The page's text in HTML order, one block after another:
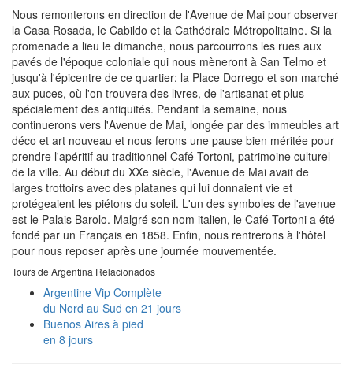
Nous remonterons en direction de l'Avenue de Mai pour observer
la Casa Rosada, le Cabildo et la Cathédrale Métropolitaine. Si la
promenade a lieu le dimanche, nous parcourrons les rues aux
pavés de l'époque coloniale qui nous mèneront à San Telmo et
jusqu'à l'épicentre de ce quartier: la Place Dorrego et son marché
aux puces, où l'on trouvera des livres, de l'artisanat et plus
spécialement des antiquités. Pendant la semaine, nous
continuerons vers l'Avenue de Mai, longée par des immeubles art
déco et art nouveau et nous ferons une pause bien méritée pour
prendre l'apéritif au traditionnel Café Tortoni, patrimoine culturel
de la ville. Au début du XXe siècle, l'Avenue de Mai avait de
larges trottoirs avec des platanes qui lui donnaient vie et
protégeaient les piétons du soleil. L'un des symboles de l'avenue
est le Palais Barolo. Malgré son nom italien, le Café Tortoni a été
fondé par un Français en 1858. Enfin, nous rentrerons à l'hôtel
pour nous reposer après une journée mouvementée.
Tours de Argentina Relacionados
Argentine Vip Complète
du Nord au Sud en 21 jours
Buenos Aires à pied
en 8 jours